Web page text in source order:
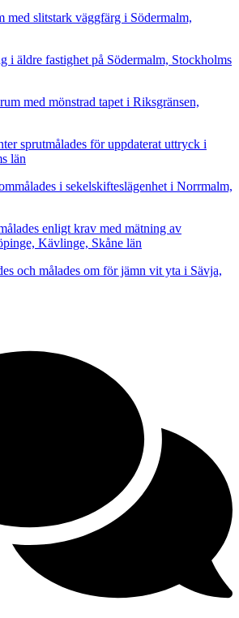
med slitstark väggfärg i Södermalm,
i äldre fastighet på Södermalm, Stockholms
med mönstrad tapet i Riksgränsen,
sprutmålades för uppdaterat uttryck i
län
i sekelskifteslägenhet i Norrmalm,
enligt krav med mätning av
Kävlinge, Skåne län
och målades om för jämn vit yta i Sävja,